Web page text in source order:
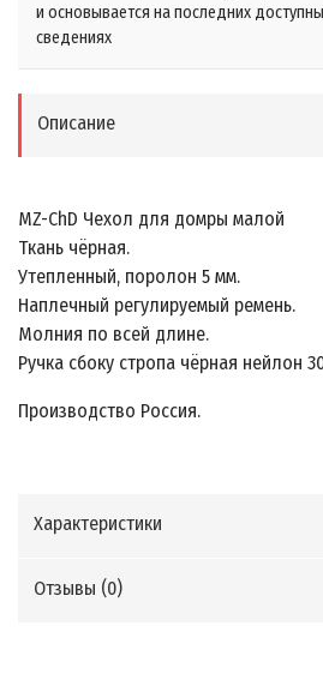
и основывается на последних
сведениях
Описание
MZ-ChD Чехол для домры малой
Ткань чёрная.
Утепленный, поролон 5 мм.
Наплечный регулируемый ремень.
Молния по всей длине.
Ручка сбоку стропа чёрная нейлон
Производство Россия.
Характеристики
Отзывы (0)